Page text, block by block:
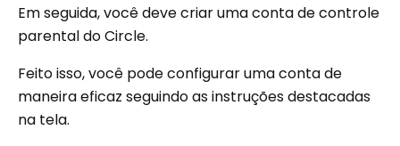
Em seguida, você deve criar uma conta de controle
parental do Circle.
Feito isso, você pode configurar uma conta de
maneira eficaz seguindo as instruções destacadas
na tela.